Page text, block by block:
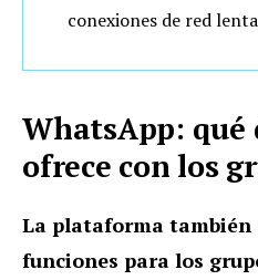
conexiones de red
WhatsApp:
ofrece con los
La plataforma también
funciones para los